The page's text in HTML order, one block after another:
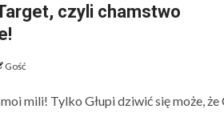
czyli chamstwo
Gość
mili! Tylko Głupi dziwić się może, że